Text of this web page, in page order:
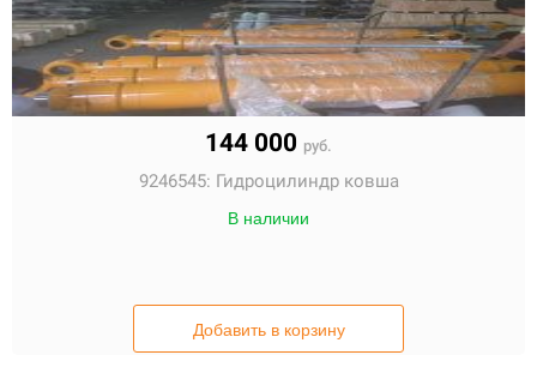
144 000 руб.
9246545: Гидроцилиндр ковша
В наличии
Добавить в корзину